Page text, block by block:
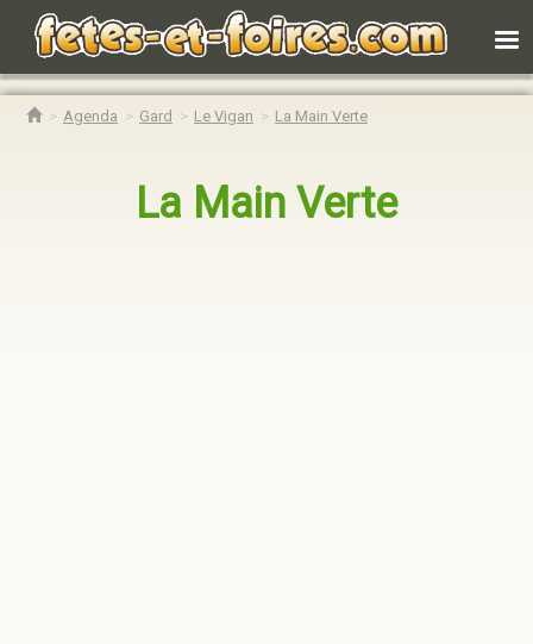
Agenda Gard Le Vigan La Main Verte
La Main Verte